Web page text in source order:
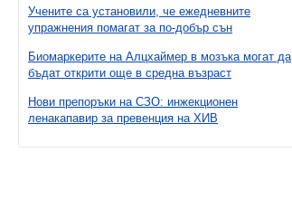
Учените са установили, че ежедневните
упражнения помагат за по-добър сън
Биомаркерите на Алцхаймер в мозъка могат да
бъдат открити още в средна възраст
Нови препоръки на СЗО: инжекционен
ленакапавир за превенция на ХИВ